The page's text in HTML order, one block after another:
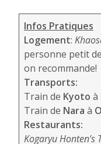
Infos Pratiques
Logement:
personne petit
on recommande!
Transports:
Train de Kyoto à
Train de Nara à
Restaurants:
Kogaryu Honten’s